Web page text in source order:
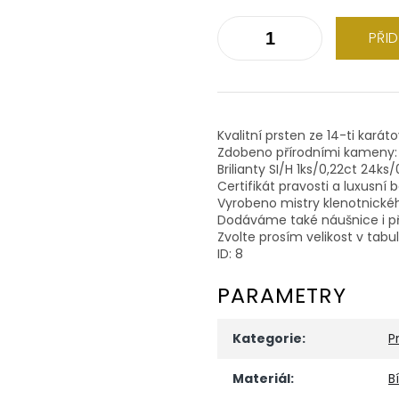
Kvalitní prsten ze 14-ti
Zdobeno přírodními kameny:
Brilianty SI/H 1ks/0,22ct
Certifikát pravosti a luxusní
Vyrobeno mistry
Dodáváme také náušnice i
Zvolte prosím velikost v
ID: 8
PARAMETRY
Kategorie:
Materiál: